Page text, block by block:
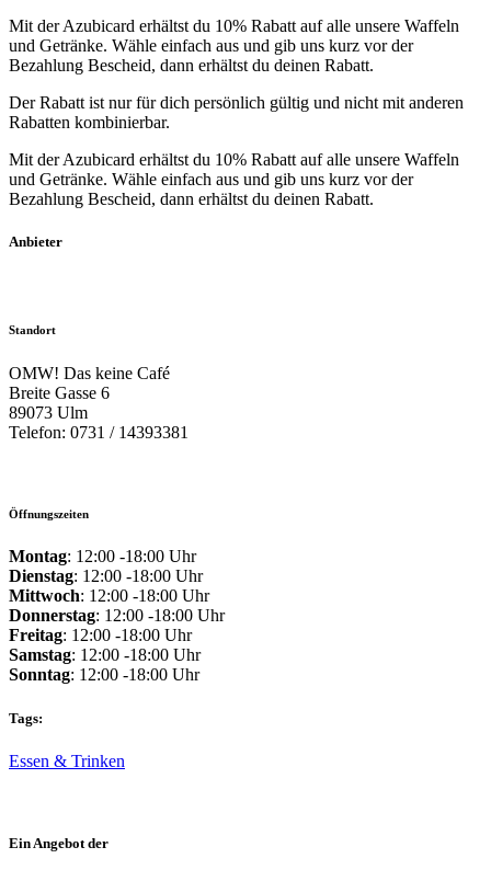
Mit der Azubicard erhältst du 10% Rabatt auf alle unsere Waffeln
und Getränke. Wähle einfach aus und gib uns kurz vor der
Bezahlung Bescheid, dann erhältst du deinen Rabatt.
Der Rabatt ist nur für dich persönlich gültig und nicht mit anderen
Rabatten kombinierbar.
Mit der Azubicard erhältst du 10% Rabatt auf alle unsere Waffeln
und Getränke. Wähle einfach aus und gib uns kurz vor der
Bezahlung Bescheid, dann erhältst du deinen Rabatt.
Anbieter
Standort
OMW! Das keine Café
Breite Gasse 6
89073 Ulm
Telefon: 0731 / 14393381
Öffnungszeiten
Montag: 12:00 -18:00 Uhr
Dienstag: 12:00 -18:00 Uhr
Mittwoch: 12:00 -18:00 Uhr
Donnerstag: 12:00 -18:00 Uhr
Freitag: 12:00 -18:00 Uhr
Samstag: 12:00 -18:00 Uhr
Sonntag: 12:00 -18:00 Uhr
Tags:
Essen & Trinken
Ein Angebot der